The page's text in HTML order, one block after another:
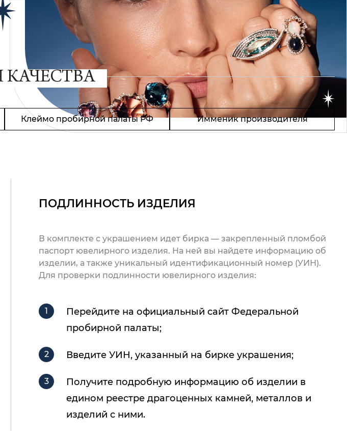
КАЧЕСТВА
Клеймо пробирной палаты РФ Имменик производителя
ПОДЛИННОСТЬ ИЗДЕЛИЯ
В комплекте с украшением идет бирка — закрепленный пломбой
паспорт ювелирного изделия. На ней вы найдете информацию об
изделии, а также уникальный идентификационный номер (УИН).
Для проверки подлинности ювелирного изделия:
Перейдите на официальный сайт Федеральной
пробирной палаты;
Введите УИН, указанный на бирке украшения;
Получите подробную информацию об изделии в
едином реестре драгоценных камней, металлов и
изделий с ними.